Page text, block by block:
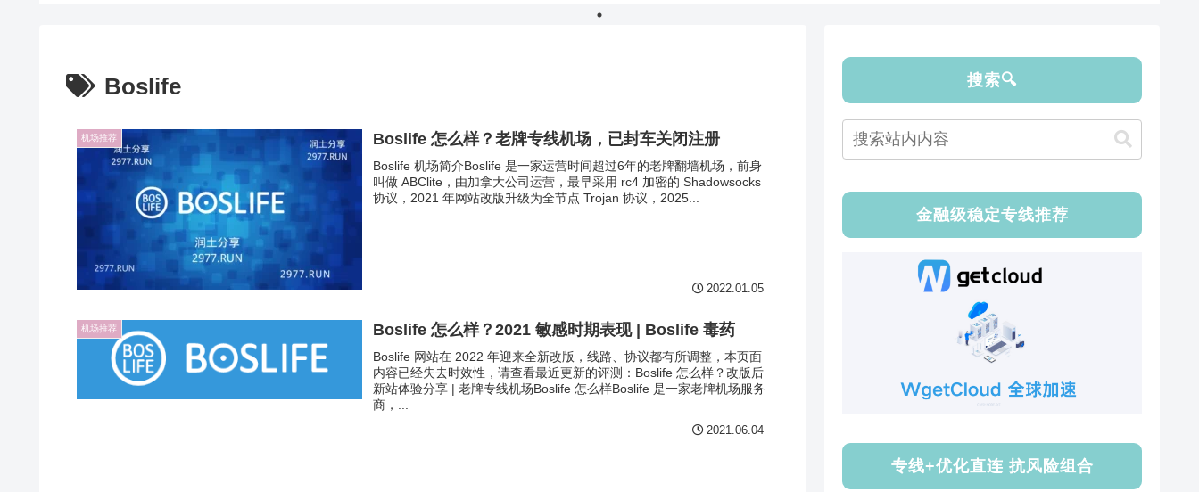
Boslife
机场推荐 Boslife 怎么样？老牌专线机场，已封车关闭注册
Boslife 机场简介Boslife 是一家运营时间超过6年的老牌翻墙机场，前身
叫做 ABClite，由加拿大公司运营，最早采用 rc4 加密的 Shadowsocks
协议，2021 年网站改版升级为全节点 Trojan 协议，2025...
2022.01.05
机场推荐 Boslife 怎么样？2021 敏感时期表现 | Boslife 毒药
Boslife 网站在 2022 年迎来全新改版，线路、协议都有所调整，本页面
内容已经失去时效性，请查看最近更新的评测：Boslife 怎么样？改版后
新站体验分享 | 老牌专线机场Boslife 怎么样Boslife 是一家老牌机场服务
商，...
2021.06.04
搜索🔍
金融级稳定专线推荐
专线+优化直连 抗风险组合